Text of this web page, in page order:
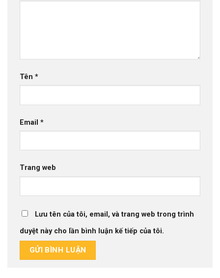
Tên *
Email *
Trang web
Lưu tên của tôi, email, và trang web trong trình
duyệt này cho lần bình luận kế tiếp của tôi.